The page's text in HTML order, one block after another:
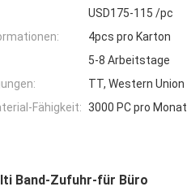
USD175-115 /pc
4pcs pro Karton
5-8 Arbeitstage
TT, Western Union
Fähigkeit: 3000 PC pro Monat
Band-Zufuhr-für Büro